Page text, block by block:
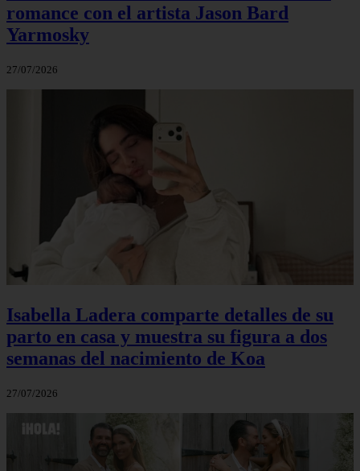
romance con el artista Jason Bard
Yarmosky
27/07/2026
Isabella Ladera comparte detalles de su
parto en casa y muestra su figura a dos
semanas del nacimiento de Koa
27/07/2026